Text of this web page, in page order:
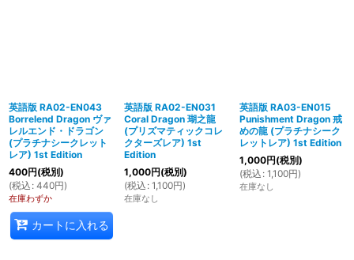
英語版 RA02-EN043
Borrelend Dragon ヴァ
レルエンド・ドラゴン
(プラチナシークレット
レア) 1st Edition
400円(税別)
(税込 : 440円)
在庫わずか
カートに入れる
英語版 RA02-EN031
Coral Dragon 瑚之龍
(プリズマティックコレ
クターズレア) 1st
Edition
1,000円(税別)
(税込 : 1,100円)
在庫なし
英語版 RA03-EN015
Punishment Dragon 戒
めの龍 (プラチナシーク
レットレア) 1st Edition
1,000円(税別)
(税込 : 1,100円)
在庫なし